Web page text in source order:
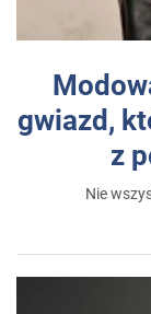
gwiazd,
z
Nie